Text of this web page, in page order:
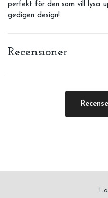
perfekt för den som vill lysa
gedigen design!
Recensioner